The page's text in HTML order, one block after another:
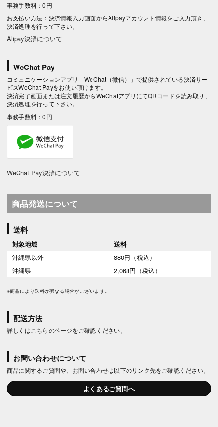
事務手数料：0円
お支払い方法：決済情報入力画面からAlipayアカウント情報をご入力頂き、
決済処理を行って下さい。
Alipay決済について
WeChat Pay
コミュニケーションアプリ「WeChat（微信）」で提供されている決済サー
ビスWeChat Payをお使い頂けます。
決済完了画面または注文履歴からWeChatアプリにてQRコードを読み取り、
決済処理を行って下さい。
事務手数料：0円
WeChat Pay決済について
商品発送について
送料
対象地域
送料
沖縄県以外
880円（税込）
沖縄県
2,068円（税込）
※商品により送料が異なる場合がございます。
配送方法
詳しくは こちらのページをご確認ください。
お問い合わせについて
商品に関するご質問や、お問い合わせは以下のリンク先をご確認ください。
よくあるご質問へ